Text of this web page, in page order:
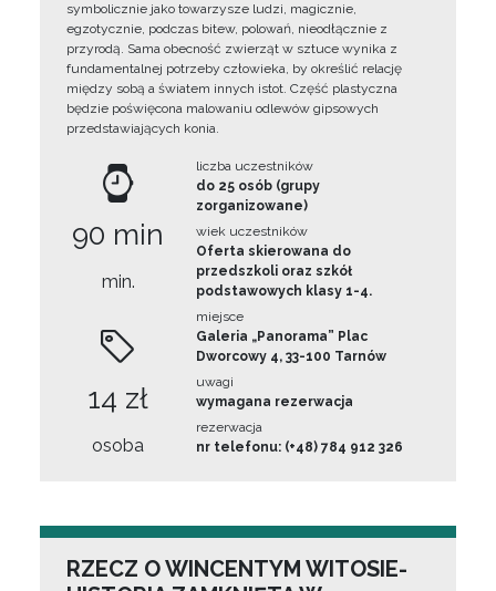
symbolicznie jako towarzysze ludzi, magicznie,
egzotycznie, podczas bitew, polowań, nieodłącznie z
przyrodą. Sama obecność zwierząt w sztuce wynika z
fundamentalnej potrzeby człowieka, by określić relację
między sobą a światem innych istot. Część plastyczna
będzie poświęcona malowaniu odlewów gipsowych
przedstawiających konia.
90 min
min.
14 zł
osoba
liczba uczestników
do 25 osób (grupy
zorganizowane)
wiek uczestników
Oferta skierowana do
przedszkoli oraz szkół
podstawowych klasy 1-4.
miejsce
Galeria „Panorama” Plac
Dworcowy 4, 33-100 Tarnów
uwagi
wymagana rezerwacja
rezerwacja
nr telefonu: (+48) 784 912 326
RZECZ O WINCENTYM WITOSIE-